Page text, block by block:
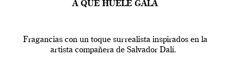
A QUÉ HUELE GALA
Fragancias con un toque surrealista inspirados en la
artista compañera de Salvador Dalí.